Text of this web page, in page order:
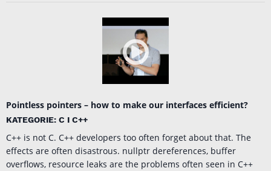
Pointless pointers – how to make our interfaces efficient?
KATEGORIE: C I C++
C++ is not C. C++ developers too often forget about that. The
effects are often disastrous. nullptr dereferences, buffer
overflows, resource leaks are the problems often seen in C++